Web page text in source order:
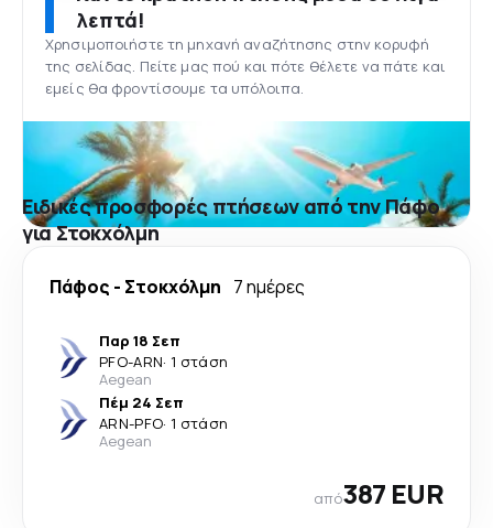
λεπτά!
Χρησιμοποιήστε τη μηχανή αναζήτησης στην κορυφή
της σελίδας. Πείτε μας πού και πότε θέλετε να πάτε και
εμείς θα φροντίσουμε τα υπόλοιπα.
Ειδικές προσφορές πτήσεων από την Πάφο
για Στοκχόλμη
Πάφος - Στοκχόλμη 7 ημέρες
Παρ 18 Σεπ
PFO-ARN· 1 στάση
Aegean
Πέμ 24 Σεπ
ARN-PFO· 1 στάση
Aegean
από387 EUR